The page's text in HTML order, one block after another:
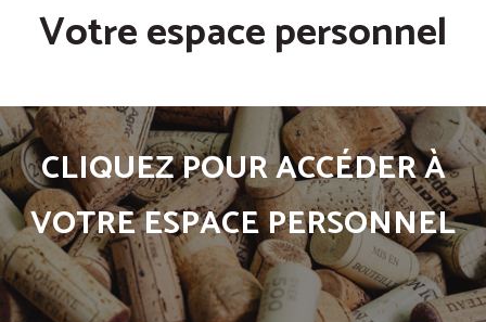
Votre espace personnel
CLIQUEZ POUR ACCÉDER À
VOTRE ESPACE PERSONNEL